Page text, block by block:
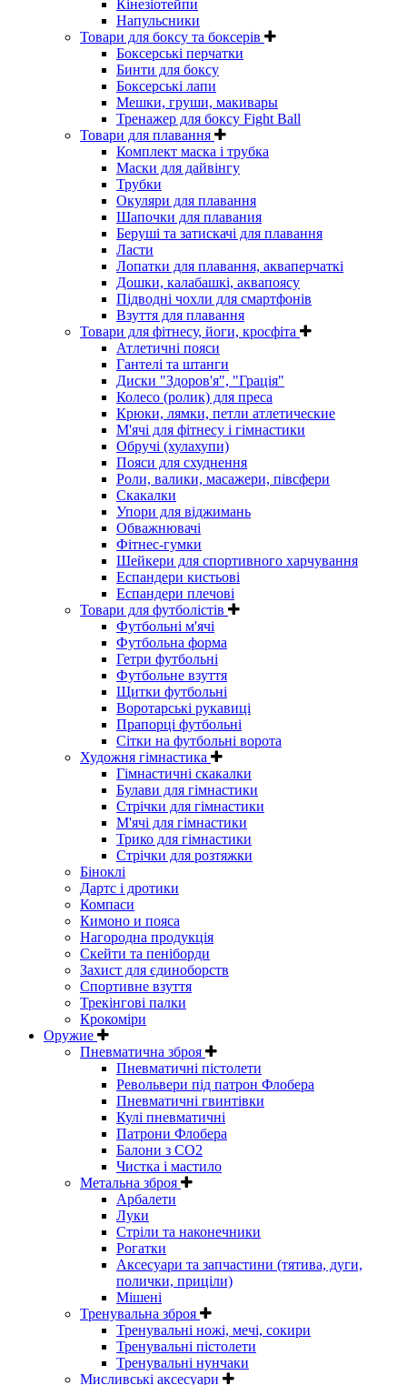
Кінезіотейпи
Напульсники
Товари для боксу та боксерів
Боксерські перчатки
Бинти для боксу
Боксерські лапи
Мешки, груши, макивары
Тренажер для боксу Fight Ball
Товари для плавання
Комплект маска і трубка
Маски для дайвінгу
Трубки
Окуляри для плавання
Шапочки для плавания
Беруші та затискачі для плавання
Ласти
Лопатки для плавання, акваперчаткі
Дошки, калабашкі, аквапоясу
Підводні чохли для смартфонів
Взуття для плавання
Товари для фітнесу, йоги, кросфіта
Атлетичні пояси
Гантелі та штанги
Диски "Здоров'я", "Грація"
Колесо (ролик) для преса
Крюки, лямки, петли атлетические
М'ячі для фітнесу і гімнастики
Обручі (хулахупи)
Пояси для схуднення
Роли, валики, масажери, півсфери
Скакалки
Упори для віджимань
Обважнювачі
Фітнес-гумки
Шейкери для спортивного харчування
Еспандери кистьові
Еспандери плечові
Товари для футболістів
Футбольні м'ячі
Футбольна форма
Гетри футбольні
Футбольне взуття
Щитки футбольні
Воротарські рукавиці
Прапорці футбольні
Сітки на футбольні ворота
Художня гімнастика
Гімнастичні скакалки
Булави для гімнастики
Стрічки для гімнастики
М'ячі для гімнастики
Трико для гімнастики
Стрічки для розтяжки
Біноклі
Дартс і дротики
Компаси
Кимоно и пояса
Нагородна продукція
Скейти та пеніборди
Захист для єдиноборств
Спортивне взуття
Трекінгові палки
Крокоміри
Оружие
Пневматична зброя
Пневматичні пістолети
Револьвери під патрон Флобера
Пневматичні гвинтівки
Кулі пневматичні
Патрони Флобера
Балони з CO2
Чистка і мастило
Метальна зброя
Арбалети
Луки
Стріли та наконечники
Рогатки
Аксесуари та запчастини (тятива, дуги,
полички, приціли)
Мішені
Тренувальна зброя
Тренувальні ножі, мечі, сокири
Тренувальні пістолети
Тренувальні нунчаки
Мисливські аксесуари